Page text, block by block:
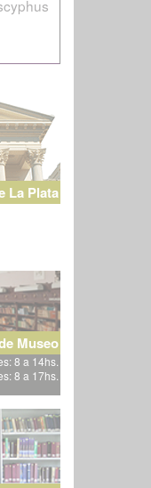
La Plata
Museo
8 a 14hs.
8 a 17hs.